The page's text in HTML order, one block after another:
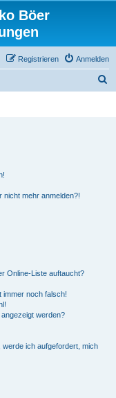
Böer
Anmelden
Registrieren
nicht mehr anmelden?!
Online-Liste auftaucht?
immer noch falsch!
werden?
werde ich aufgefordert, mich